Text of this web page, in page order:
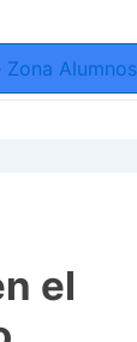
Zona Alumnos
el